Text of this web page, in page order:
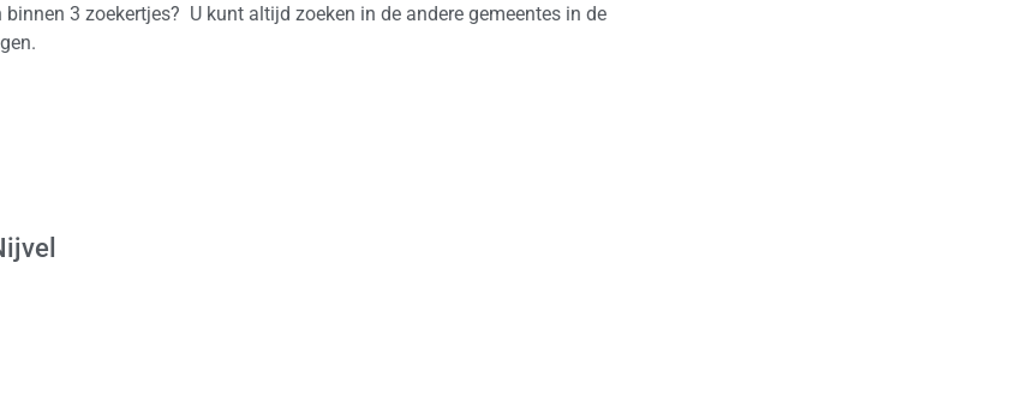
3 zoekertjes? U kunt altijd zoeken in de andere gemeentes in de